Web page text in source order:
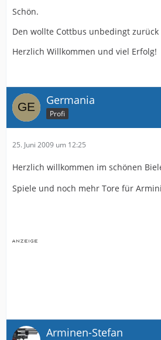
Schön.
Den wollte Cottbus unbedingt zurück
Herzlich Willkommen und viel Erfolg!
Germania
Profi
25. Juni 2009 um 12:25
Herzlich willkommen im schönen
Spiele und noch mehr Tore für
Arminen-Stefan